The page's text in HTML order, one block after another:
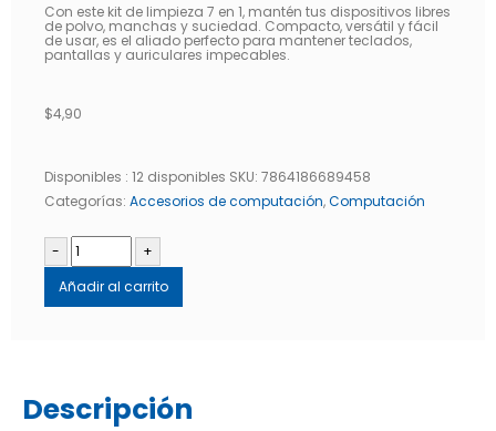
Con este kit de limpieza 7 en 1, mantén tus dispositivos libres
de polvo, manchas y suciedad. Compacto, versátil y fácil
de usar, es el aliado perfecto para mantener teclados,
pantallas y auriculares impecables.
$4,90
Disponibles : 12 disponibles SKU: 7864186689458
Categorías: Accesorios de computación,Computación
-
+
Añadir al carrito
Descripción